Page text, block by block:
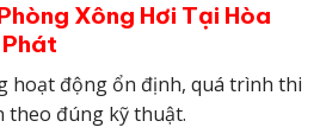
Xông Hơi Tại Hòa
hoạt động ổn định, quá trình thi
theo đúng kỹ thuật.